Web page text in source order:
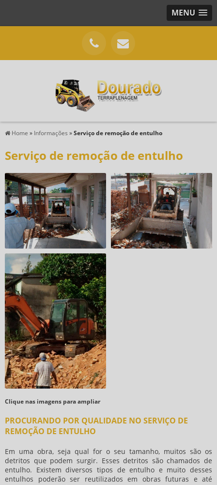
MENU
Home » Informações »Serviço de remoção de entulho
Serviço de remoção de entulho
Clique nas imagens para ampliar
PROCURANDO POR QUALIDADE NO SERVIÇO DE
REMOÇÃO DE ENTULHO
Em uma obra, seja qual for o seu tamanho, muitos são os
detritos que podem surgir. Esses detritos são chamados de
entulho. Existem diversos tipos de entulho e muito desses
entulhos poderão ser reutilizados em obras futuras e até